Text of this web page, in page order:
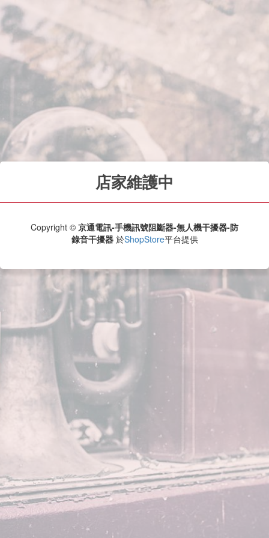
店家維護中
Copyright © 京通電訊-手機訊號阻斷器-無人機干擾器-防
錄音干擾器於ShopStore平台提供